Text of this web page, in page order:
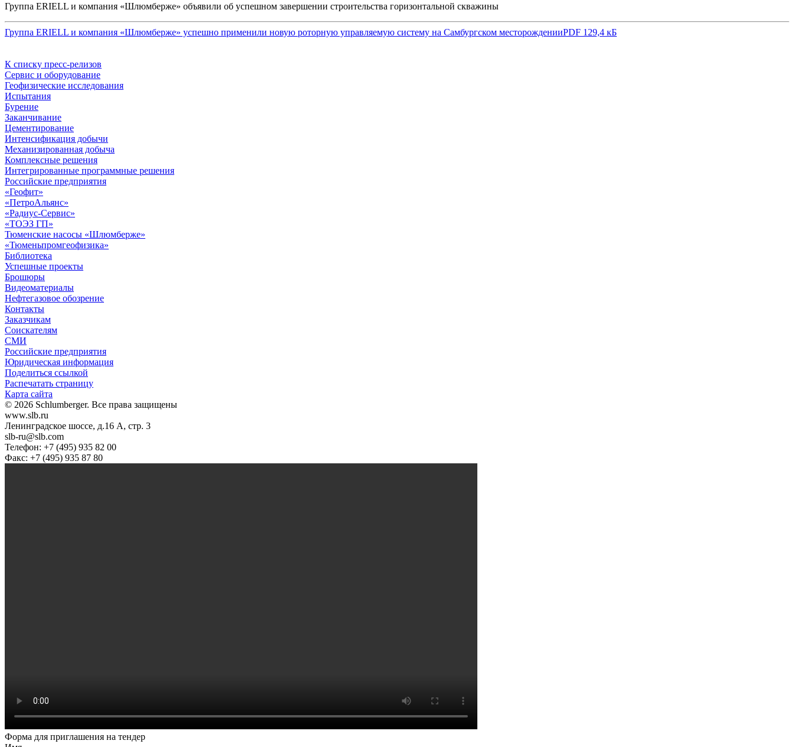
Группа ERIELL и компания «Шлюмберже» объявили об успешном завершении строительства горизонтальной скважины
Группа ERIELL и компания «Шлюмберже» успешно применили новую роторную управляемую систему на Самбургском месторожденииPDF 129,4 кБ
К списку пресс-релизов
Сервис и оборудование
Геофизические исследования
Испытания
Бурение
Заканчивание
Цементирование
Интенсификация добычи
Механизированная добыча
Комплексные решения
Интегрированные программные решения
Российские предприятия
«Геофит»
«ПетроАльянс»
«Радиус-Сервис»
«ТОЭЗ ГП»
Тюменские насосы «Шлюмберже»
«Тюменьпромгеофизика»
Библиотека
Успешные проекты
Брошюры
Видеоматериалы
Нефтегазовое обозрение
Контакты
Заказчикам
Соискателям
СМИ
Российские предприятия
Юридическая информация
Поделиться ссылкой
Распечатать страницу
Карта сайта
© 2026 Schlumberger. Все права защищены
www.slb.ru
Ленинградское шоссе, д.16 А, стр. 3
slb-ru@slb.com
Телефон: +7 (495) 935 82 00
Факс: +7 (495) 935 87 80
Форма для приглашения на тендер